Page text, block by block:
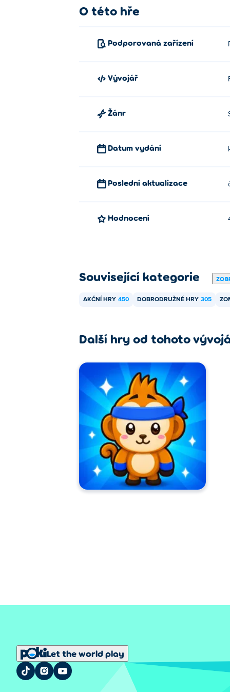
Kliknutím nebo klepnutím provedete
Jak můžu hrát Zombit zdarma?
Můžu hrát Zombit na mobilních
Zombit lze hrát na počítači a mobilních
O této hře
Podporovaná zařízení
Vývojář
Žánr
Datum vydání
Poslední aktualizace
Hodnocení
Související kategorie
AKČNÍ HRY 450 DOBRODRUŽNÉ HRY 305
Další hry od tohoto
Let the world play